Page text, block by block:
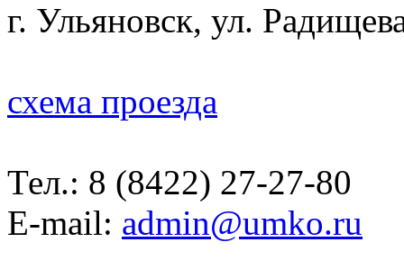
г. Ульяновск, ул.
схема проезда
Тел.: 8 (8422) 27-27-80
E-mail: admin@umko.ru